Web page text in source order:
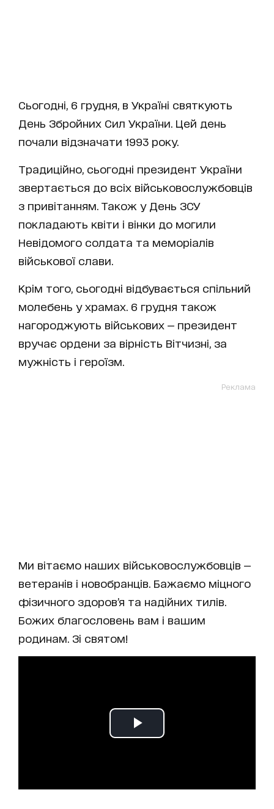
Сьогодні, 6 грудня, в Україні святкують
День Збройних Сил України. Цей день
почали відзначати 1993 року.
Традиційно, сьогодні президент України
звертається до всіх військовослужбовців
з привітанням. Також у День ЗСУ
покладають квіти і вінки до могили
Невідомого солдата та меморіалів
військової слави.
Крім того, сьогодні відбувається спільний
молебень у храмах. 6 грудня також
нагороджують військових — президент
вручає ордени за вірність Вітчизні, за
мужність і героїзм.
Реклама
Ми вітаємо наших військовослужбовців —
ветеранів і новобранців. Бажаємо міцного
фізичного здоров’я та надійних тилів.
Божих благословень вам і вашим
родинам. Зі святом!